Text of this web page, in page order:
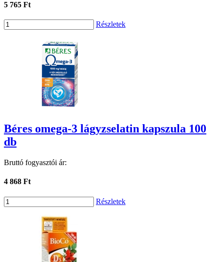
5 765 Ft
Részletek
Béres omega-3 lágyzselatin kapszula 100
db
Bruttó fogyasztói ár:
4 868 Ft
Részletek